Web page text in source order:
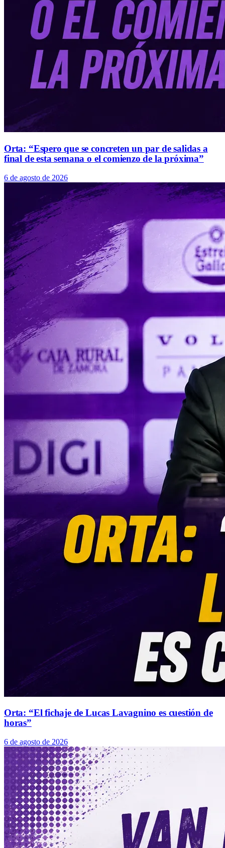
Orta: “Espero que se concreten un par de salidas a
final de esta semana o el comienzo de la próxima”
6 de agosto de 2026
Orta: “El fichaje de Lucas Lavagnino es cuestión de
horas”
6 de agosto de 2026